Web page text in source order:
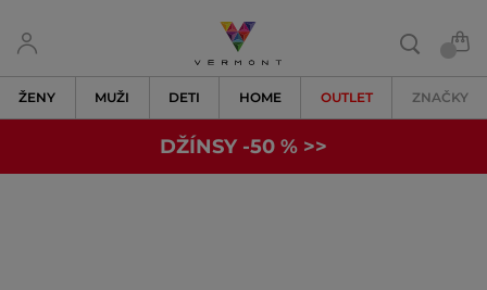
ŽENY MUŽI DETI HOME OUTLET ZNAČKY
DŽÍNSY -50 % >>